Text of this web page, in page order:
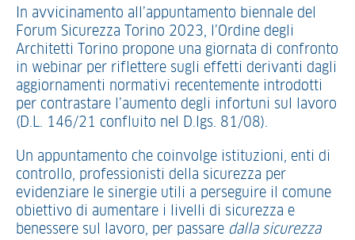
In avvicinamento all’appuntamento biennale del
Forum Sicurezza Torino 2023, l’Ordine degli
Architetti Torino propone una giornata di confronto
in webinar per riflettere sugli effetti derivanti dagli
aggiornamenti normativi recentemente introdotti
per contrastare l’aumento degli infortuni sul lavoro
(D.L. 146/21 confluito nel D.lgs. 81/08).
Un appuntamento che coinvolge istituzioni, enti di
controllo, professionisti della sicurezza per
evidenziare le sinergie utili a perseguire il comune
obiettivo di aumentare i livelli di sicurezza e
benessere sul lavoro, per passare dalla sicurezza